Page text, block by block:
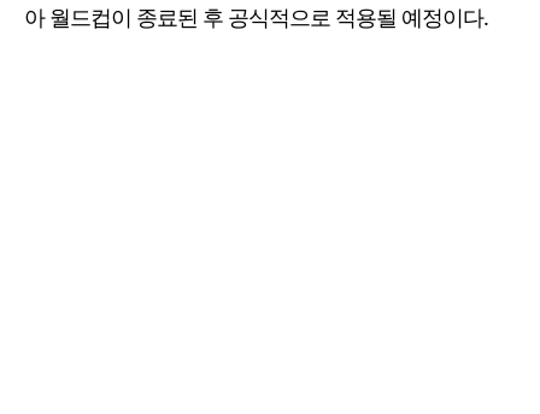
아 월드컵이 종료된 후 공식적으로 적용될 예정이다.